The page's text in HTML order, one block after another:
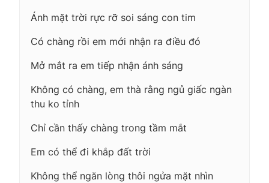
Ánh mặt trời rực rỡ soi sáng con tim
Có chàng rồi em mới nhận ra điều đó
Mở mắt ra em tiếp nhận ánh sáng
Không có chàng, em thà rằng ngủ giấc ngàn
thu ko tỉnh
Chỉ cần thấy chàng trong tầm mắt
Em có thể đi khắp đất trời
Không thể ngăn lòng thôi ngửa mặt nhìn